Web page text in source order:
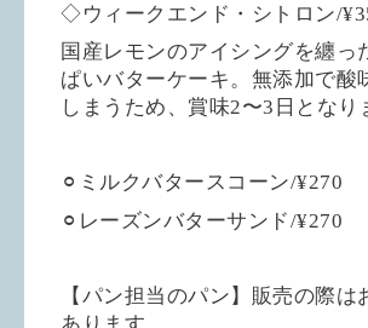
◇ウィークエンド・シトロン/
国産レモンのアイシングを纏っ
ぱいバターケーキ。無添加で酸
しまうため、賞味2〜3日となり
⚪︎ミルクバタースコーン/¥270
⚪︎レーズンバターサンド/¥270
【パン担当のパン】販売の際は
あります